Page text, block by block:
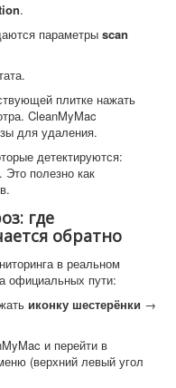
.
параметры scan
плитке нажать
CleanMyMac
для удаления.
детектируются:
Это полезно как
где
обратно
в реальном
официальных пути:
иконку шестерёнки →
и перейти в
(верхний левый угол